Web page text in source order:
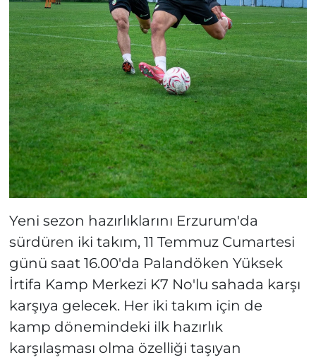
Yeni sezon hazırlıklarını Erzurum'da
sürdüren iki takım, 11 Temmuz Cumartesi
günü saat 16.00'da Palandöken Yüksek
İrtifa Kamp Merkezi K7 No'lu sahada karşı
karşıya gelecek. Her iki takım için de
kamp dönemindeki ilk hazırlık
karşılaşması olma özelliği taşıyan